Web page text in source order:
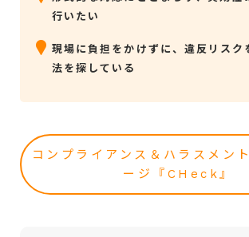
行いたい
現場に負担をかけずに、違反リスク
法を探している
コンプライアンス＆ハラスメン
ージ『CHeck』